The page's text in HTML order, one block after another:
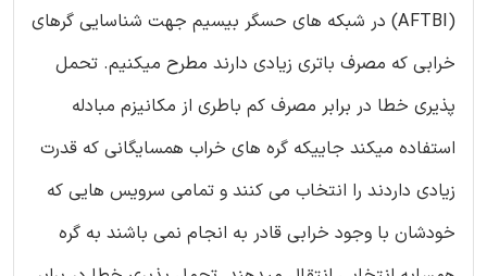
(AFTBI) در شبکه های حسگر بیسیم جهت شناسایی گرهای
خرابی که مصرف باتری زیادی دارند مطرح میکنیم. تحمل
پذیری خطا در برابر مصرف کم باطری از مکانیزم مبادله
استفاده میکند جاییکه گره های خراب همسایگانی که قدرت
زیادی داردند را انتخاب می کنند و تمامی سرویس هایی که
خودشان با وجود خرابی قادر به انجام نمی باشند به گره